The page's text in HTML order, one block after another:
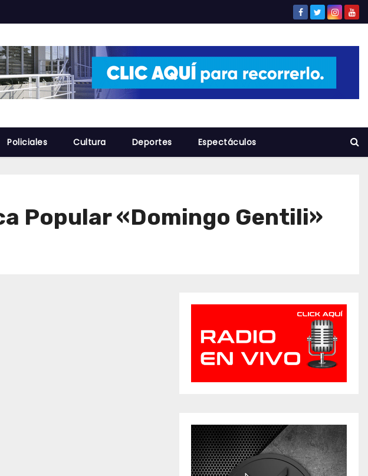
Policiales Cultura Deportes Espectáculos
Popular «Domingo Gentili»